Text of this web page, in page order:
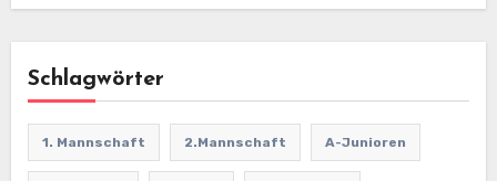
Schlagwörter
1. Mannschaft 2.Mannschaft A-Junioren